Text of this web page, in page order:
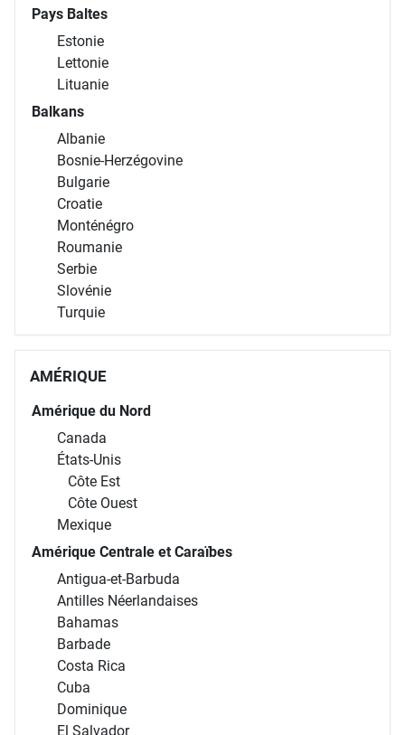
Pays Baltes
Estonie
Lettonie
Lituanie
Balkans
Albanie
Bosnie-Herzégovine
Bulgarie
Croatie
Monténégro
Roumanie
Serbie
Slovénie
Turquie
AMÉRIQUE
Amérique du Nord
Canada
États-Unis
Côte Est
Côte Ouest
Mexique
Amérique Centrale et Caraïbes
Antigua-et-Barbuda
Antilles Néerlandaises
Bahamas
Barbade
Costa Rica
Cuba
Dominique
El Salvador